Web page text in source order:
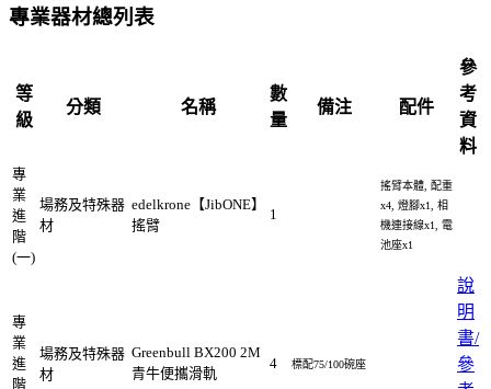
專業器材總列表
等
級
分類 名稱
數
量
備注 配件
參
考
資
料
專
業
進
階
(一)
場務及特殊器
材
edelkrone【JibONE】
搖臂
1
搖臂本體, 配重
x4, 燈腳x1, 相
機連接線x1, 電
池座x1
專
業
進
階
場務及特殊器
材
Greenbull BX200 2M
青牛便攜滑軌
4 標配75/100碗座
說
明
書/
參